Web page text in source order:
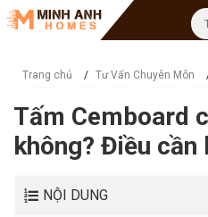
Trang chủ / Tư Vấn Chuyên Môn
Tấm Cemboard
không? Điều cần
NỘI DUNG